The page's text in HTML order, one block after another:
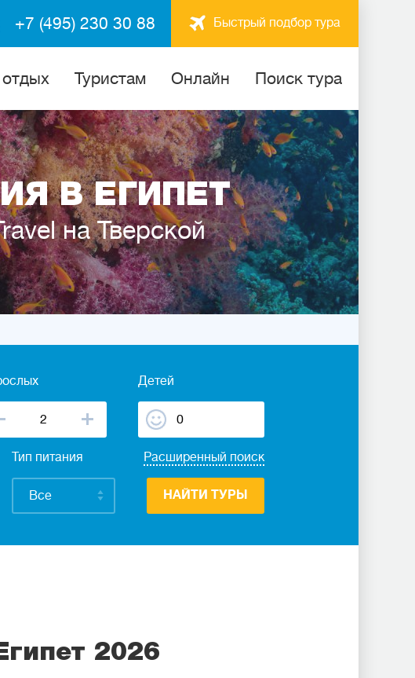
Быстрый подбор тура
+7 (495) 230 30 88
Туристам Онлайн Поиск тура
В ЕГИПЕТ
на Тверской
Детей
Тип питания
Все
Расширенный поиск
НАЙТИ ТУРЫ
2026